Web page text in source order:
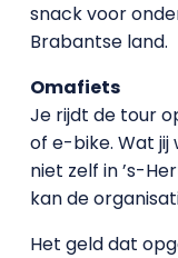
snack voor
Brabantse land.
Omafiets
Je rijdt de tour
of e-bike. Wat jij
niet zelf in ’s-
kan de
Het geld dat